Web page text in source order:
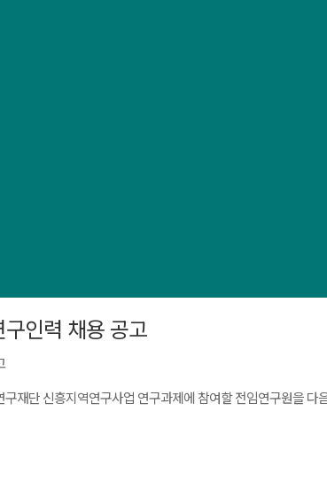
인력 채용 공고
재단 신흥지역연구사업 연구과제에 참여할 전임연구원을 다